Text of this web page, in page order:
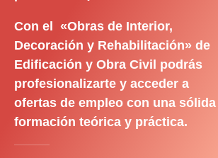
Con el «Obras de Interior,
Decoración y Rehabilitación» de
Edificación y Obra Civil podrás
profesionalizarte y acceder a
ofertas de empleo con una sólida
formación teórica y práctica.